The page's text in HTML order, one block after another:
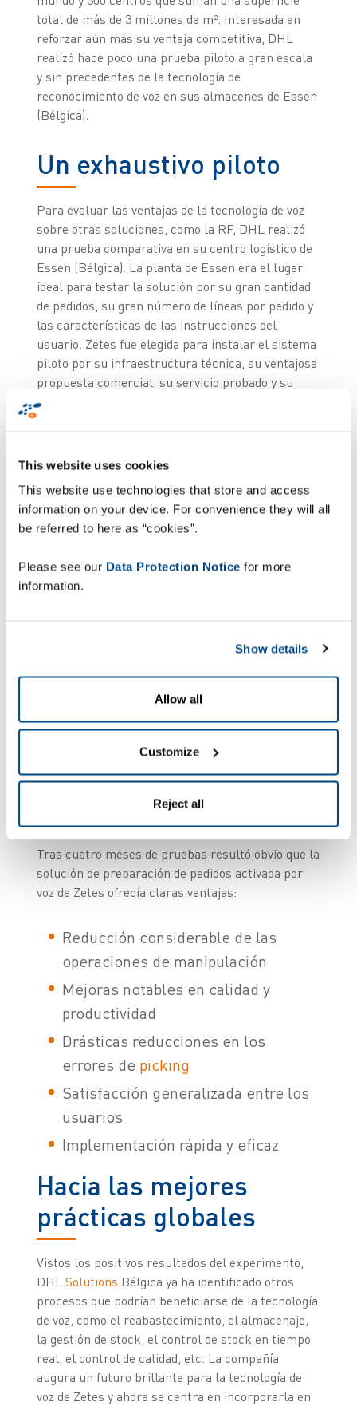
This website uses cookies
This website use technologies that store and access
information on your device. For convenience they will all
be referred to here as “cookies”.
Please see our Data Protection Notice for more
information.
Show details
Allow all
Customize
Reject all
total de más de 3 millones de m². Interesada en
reforzar aún más su ventaja competitiva, DHL
realizó hace poco una prueba piloto a gran escala
y sin precedentes de la tecnología de
reconocimiento de voz en sus almacenes de Essen
(Bélgica).
Un exhaustivo piloto
Para evaluar las ventajas de la tecnología de voz
sobre otras soluciones, como la RF, DHL realizó
una prueba comparativa en su centro logístico de
Essen (Bélgica). La planta de Essen era el lugar
ideal para testar la solución por su gran cantidad
de pedidos, su gran número de líneas por pedido y
las características de las instrucciones del
usuario. Zetes fue elegida para instalar el sistema
piloto por su infraestructura técnica, su ventajosa
propuesta comercial, su servicio probado y su
trayectoria.
DHL Solutions-Bélgica
augura un futuro
tecnología de voz de
prácticas globales.
Resultados muy
convincentes
Tras cuatro meses de pruebas resultó obvio que la
solución de preparación de pedidos activada por
voz de Zetes ofrecía claras ventajas:
Reducción considerable de las
operaciones de manipulación
Mejoras notables en calidad y
productividad
Drásticas reducciones en los
errores de picking
Satisfacción generalizada entre los
usuarios
Implementación rápida y eficaz
Hacia las mejores
prácticas globales
Vistos los positivos resultados del experimento,
DHL Solutions Bélgica ya ha identificado otros
procesos que podrían beneficiarse de la tecnología
de voz, como el reabastecimiento, el almacenaje,
la gestión de stock, el control de stock en tiempo
real, el control de calidad, etc. La compañía
augura un futuro brillante para la tecnología de
voz de Zetes y ahora se centra en incorporarla en